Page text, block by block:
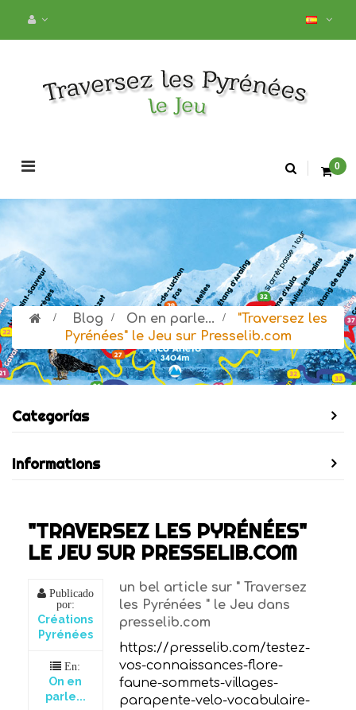
Navegación
palanca
0
> Blog > On en parle... >
"Traversez les
Pyrénées" le Jeu sur Presselib.com
Categorías
Informations
"TRAVERSEZ LES PYRÉNÉES"
LE JEU SUR PRESSELIB.COM
Publicado
por:
Créations
Pyrénées
En:
On en
parle...
un bel article sur " Traversez
les Pyrénées " le Jeu dans
presselib.com
https://presselib.com/testez-
vos-connaissances-flore-
faune-sommets-villages-
parapente-velo-vocabulaire-